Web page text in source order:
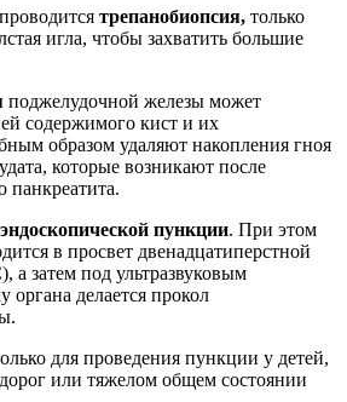
трепанобиопсия, только
игла, чтобы захватить большие
поджелудочной железы может
содержимого кист и их
образом удаляют накопления гноя
которые возникают после
панкреатита.
эндоскопической пункции. При этом
в просвет двенадцатиперстной
затем под ультразвуковым
органа делается прокол
для проведения пункции у детей,
или тяжелом общем состоянии